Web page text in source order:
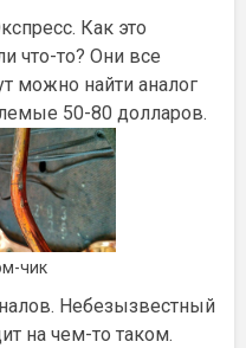
Как это
что-то? Они все
можно найти аналог
50-80 долларов.
чик
Небезызвестный
на чем-то таком.